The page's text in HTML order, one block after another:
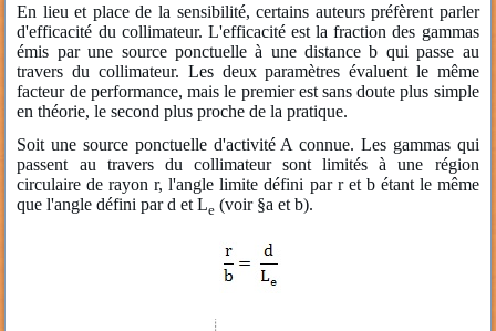
En lieu et place de la sensibilité, certains auteurs préfèrent parler
d'efficacité du collimateur. L'efficacité est la fraction des gammas
émis par une source ponctuelle à une distance b qui passe au
travers du collimateur. Les deux paramètres évaluent le même
facteur de performance, mais le premier est sans doute plus simple
en théorie, le second plus proche de la pratique.
Soit une source ponctuelle d'activité A connue. Les gammas qui
passent au travers du collimateur sont limités à une région
circulaire de rayon r, l'angle limite défini par r et b étant le même
que l'angle défini par d et Le (voir §a et b).